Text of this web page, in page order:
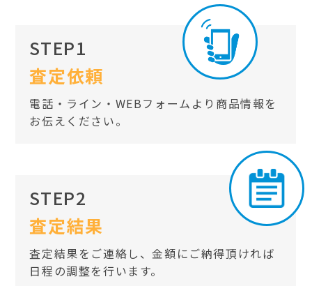
STEP1
査定依頼
電話・ライン・WEBフォームより商品情報を
お伝えください。
STEP2
査定結果
査定結果をご連絡し、金額にご納得頂ければ
日程の調整を行います。